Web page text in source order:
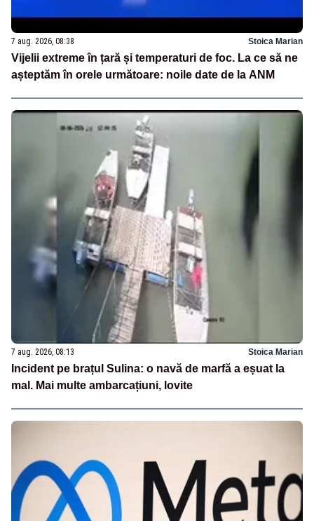
7 aug. 2026, 08:38 Stoica Marian
Vijelii extreme în țară și temperaturi de foc. La ce să ne
așteptăm în orele următoare: noile date de la ANM
7 aug. 2026, 08:13 Stoica Marian
Incident pe brațul Sulina: o navă de marfă a eșuat la
mal. Mai multe ambarcațiuni, lovite